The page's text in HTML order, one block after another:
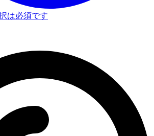
は必須です